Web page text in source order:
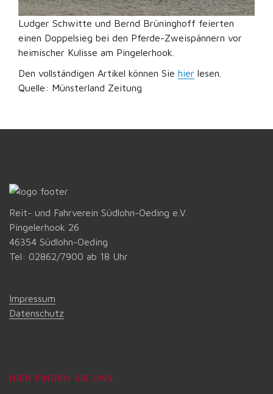
Ludger Schwitte und Bernd Brüninghoff feierten
einen Doppelsieg bei den Pferde-Zweispännern vor
heimischer Kulisse am Pingelerhook.
Den vollständigen Artikel können Sie hier lesen.
Quelle: Münsterland Zeitung
Reit- und Fahrverein Südlohn-Oeding e.V.
Pingelerhook 26
46354 Südlohn-Oeding
Tel: 02862/7900 ab 18 Uhr
Impressum
Datenschutz
HIER FINDEN SIE UNS